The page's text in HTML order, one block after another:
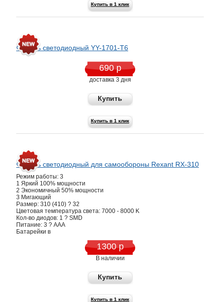
Купить в 1 клик
Фонарь светодиодный YY-1701-T6
690 р
доставка 3 дня
Купить
Купить в 1 клик
Фонарь светодиодный для самообороны Rexant RX-310
Режим работы: 3
1 Яркий 100% мощности
2 Экономичный 50% мощности
3 Мигающий
Размер: 310 (410) ? 32
Цветовая температура света: 7000 - 8000 K
Кол-во диодов: 1 ? SMD
Питание: 3 ? AAA
Батарейки в
1300 р
В наличии
Купить
Купить в 1 клик